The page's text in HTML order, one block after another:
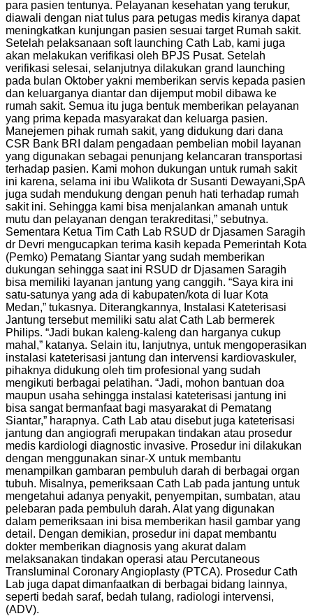
para pasien tentunya. Pelayanan kesehatan yang terukur,
diawali dengan niat tulus para petugas medis kiranya dapat
meningkatkan kunjungan pasien sesuai target Rumah sakit.
Setelah pelaksanaan soft launching Cath Lab, kami juga
akan melakukan verifikasi oleh BPJS Pusat. Setelah
verifikasi selesai, selanjutnya dilakukan grand launching
pada bulan Oktober yakni memberikan servis kepada pasien
dan keluarganya diantar dan dijemput mobil dibawa ke
rumah sakit. Semua itu juga bentuk memberikan pelayanan
yang prima kepada masyarakat dan keluarga pasien.
Manejemen pihak rumah sakit, yang didukung dari dana
CSR Bank BRI dalam pengadaan pembelian mobil layanan
yang digunakan sebagai penunjang kelancaran transportasi
terhadap pasien. Kami mohon dukungan untuk rumah sakit
ini karena, selama ini ibu Walikota dr Susanti Dewayani,SpA
juga sudah mendukung dengan penuh hati terhadap rumah
sakit ini. Sehingga kami bisa menjalankan amanah untuk
mutu dan pelayanan dengan terakreditasi,” sebutnya.
Sementara Ketua Tim Cath Lab RSUD dr Djasamen Saragih
dr Devri mengucapkan terima kasih kepada Pemerintah Kota
(Pemko) Pematang Siantar yang sudah memberikan
dukungan sehingga saat ini RSUD dr Djasamen Saragih
bisa memiliki layanan jantung yang canggih. “Saya kira ini
satu-satunya yang ada di kabupaten/kota di luar Kota
Medan,” tukasnya. Diterangkannya, Instalasi Kateterisasi
Jantung tersebut memiliki satu alat Cath Lab bermerek
Philips. “Jadi bukan kaleng-kaleng dan harganya cukup
mahal,” katanya. Selain itu, lanjutnya, untuk mengoperasikan
instalasi kateterisasi jantung dan intervensi kardiovaskuler,
pihaknya didukung oleh tim profesional yang sudah
mengikuti berbagai pelatihan. “Jadi, mohon bantuan doa
maupun usaha sehingga instalasi kateterisasi jantung ini
bisa sangat bermanfaat bagi masyarakat di Pematang
Siantar,” harapnya. Cath Lab atau disebut juga kateterisasi
jantung dan angiografi merupakan tindakan atau prosedur
medis kardiologi diagnostic invasive. Prosedur ini dilakukan
dengan menggunakan sinar-X untuk membantu
menampilkan gambaran pembuluh darah di berbagai organ
tubuh. Misalnya, pemeriksaan Cath Lab pada jantung untuk
mengetahui adanya penyakit, penyempitan, sumbatan, atau
pelebaran pada pembuluh darah. Alat yang digunakan
dalam pemeriksaan ini bisa memberikan hasil gambar yang
detail. Dengan demikian, prosedur ini dapat membantu
dokter memberikan diagnosis yang akurat dalam
melaksanakan tindakan operasi atau Percutaneous
Transluminal Coronary Angioplasty (PTCA). Prosedur Cath
Lab juga dapat dimanfaatkan di berbagai bidang lainnya,
seperti bedah saraf, bedah tulang, radiologi intervensi,
(ADV).